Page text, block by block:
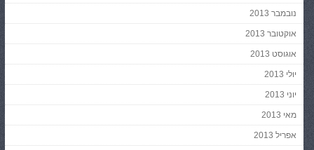
נובמבר 2013
אוקטובר 2013
אוגוסט 2013
יולי 2013
יוני 2013
מאי 2013
אפריל 2013